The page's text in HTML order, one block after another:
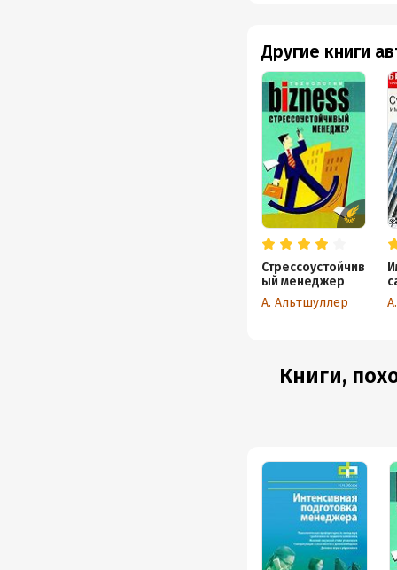
Другие книги
Стрессоустойчив
ый менеджер
А. Альтшуллер
Книги,